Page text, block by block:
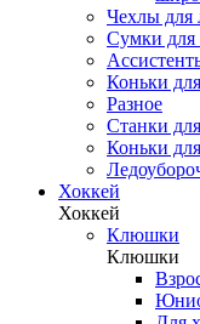
Чехлы для
Сумки для
Коньки
Разное
Станки
Коньки
Хоккей
Хоккей
Клюшки
Клюшки